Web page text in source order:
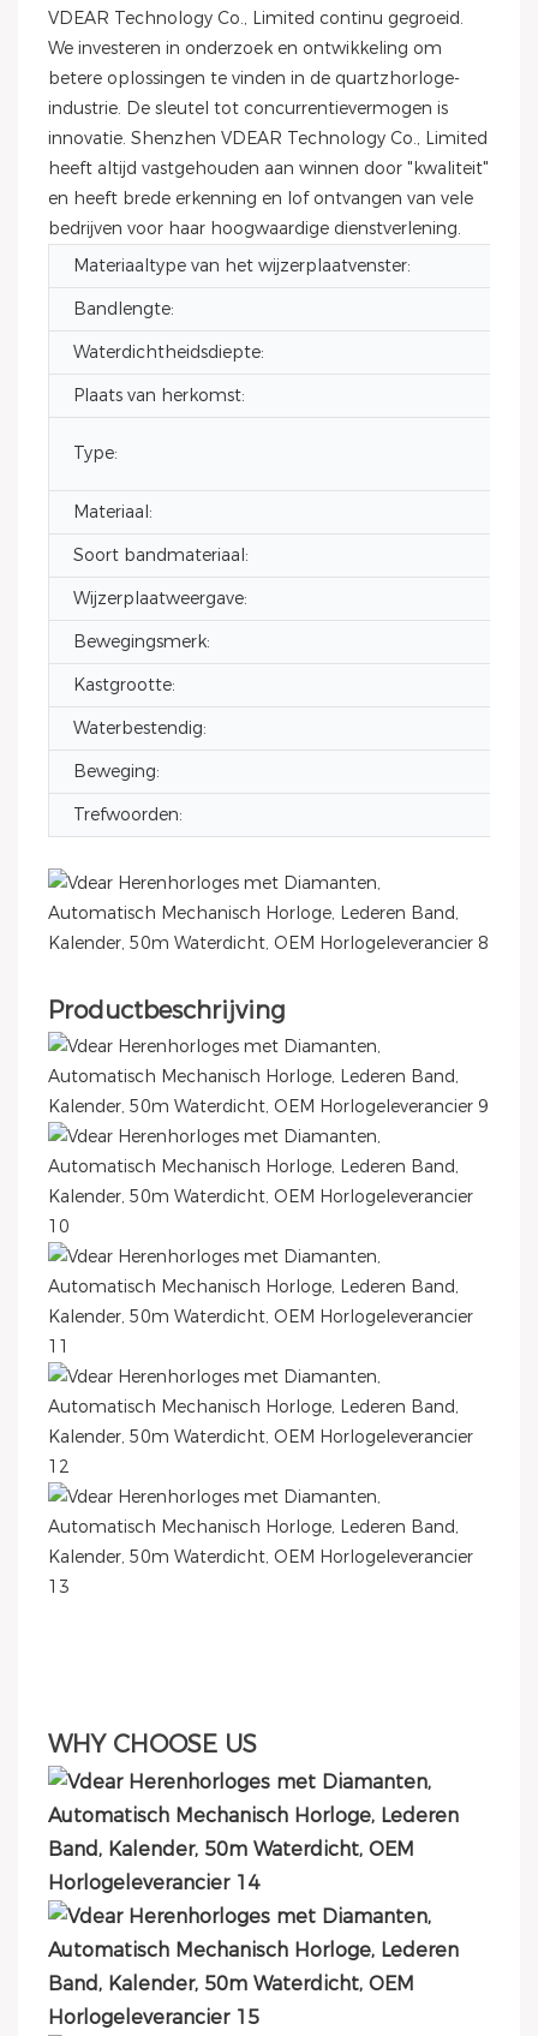
VDEAR Technology Co., Limited continu gegroeid.
We investeren in onderzoek en ontwikkeling om
betere oplossingen te vinden in de quartzhorloge-
industrie. De sleutel tot concurrentievermogen is
innovatie. Shenzhen VDEAR Technology Co., Limited
heeft altijd vastgehouden aan winnen door "kwaliteit"
en heeft brede erkenning en lof ontvangen van vele
bedrijven voor haar hoogwaardige dienstverlening.
Materiaaltype van het wijzerplaatvenster:
Bandlengte:
Waterdichtheidsdiepte:
Plaats van herkomst:
Type:
Materiaal:
Soort bandmateriaal:
Wijzerplaatweergave:
Bewegingsmerk:
Kastgrootte:
Waterbestendig:
Beweging:
Trefwoorden:
Productbeschrijving
WHY CHOOSE US